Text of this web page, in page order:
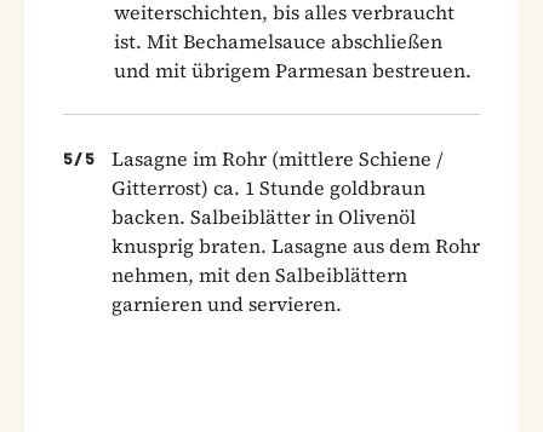
weiterschichten, bis alles verbraucht
ist. Mit Bechamelsauce abschließen
und mit übrigem Parmesan bestreuen.
5/ 5
Lasagne im Rohr (mittlere Schiene /
Gitterrost) ca. 1 Stunde goldbraun
backen. Salbeiblätter in Olivenöl
knusprig braten. Lasagne aus dem Rohr
nehmen, mit den Salbeiblättern
garnieren und servieren.